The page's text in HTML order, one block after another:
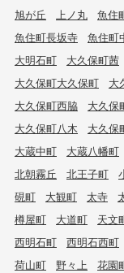
旭が丘
上ノ丸 魚住
魚住町長坂寺
魚住町
大明石町
大久保町茜
大久保町大久保町
大
大久保町西脇
大久保
大久保町八木
大久保
大蔵中町
大蔵八幡町
北朝霧丘
北王子町
硯町
大観町 太寺
樽屋町
大道町 天文
西明石町
西明石西町
荷山町
野々上 花園